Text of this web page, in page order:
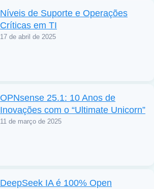
Níveis de Suporte e Operações
Críticas em TI
17 de abril de 2025
OPNsense 25.1: 10 Anos de
Inovações com o “Ultimate Unicorn”
11 de março de 2025
DeepSeek IA é 100% Open